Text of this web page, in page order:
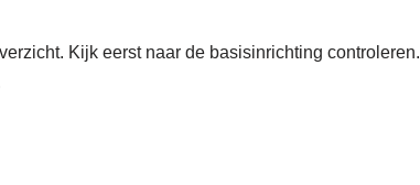
Kijk eerst naar de basisinrichting controleren.